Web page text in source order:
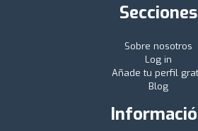
Secciones
Sobre nosotros
Log in
Añade tu perfil
Blog